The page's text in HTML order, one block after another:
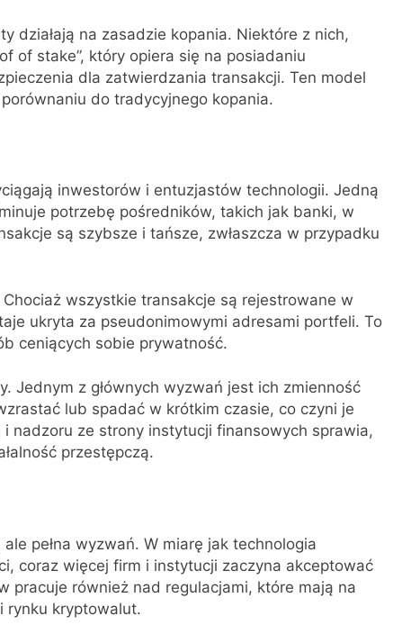
działają na zasadzie kopania. Niektóre z nich,
of stake”, który opiera się na posiadaniu
dla zatwierdzania transakcji. Ten model
do tradycyjnego kopania.
inwestorów i entuzjastów technologii. Jedną
potrzebę pośredników, takich jak banki, w
są szybsze i tańsze, zwłaszcza w przypadku
wszystkie transakcje są rejestrowane w
ukryta za pseudonimowymi adresami portfeli. To
ceniących sobie prywatność.
Jednym z głównych wyzwań jest ich zmienność
lub spadać w krótkim czasie, co czyni je
nadzoru ze strony instytucji finansowych sprawia,
przestępczą.
pełna wyzwań. W miarę jak technologia
coraz więcej firm i instytucji zaczyna akceptować
pracuje również nad regulacjami, które mają na
rynku kryptowalut.